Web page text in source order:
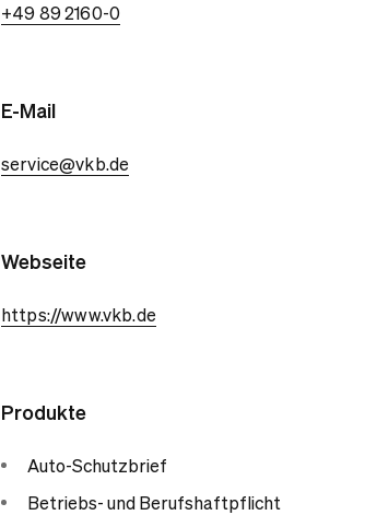
+49 89 2160-0
E-Mail
service@vkb.de
Webseite
https://www.vkb.de
Produkte
Auto-Schutzbrief
Betriebs- und Berufshaftpflicht